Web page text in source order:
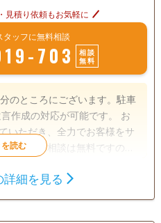
見積り依頼もお気軽に
タッフに無料相談
703
相談
無料
のところにございます。駐車
作成の対応が可能です。 お
いただき、全力でお客様をサ
す。初回相談は無料ですので
分割
詳細を見る